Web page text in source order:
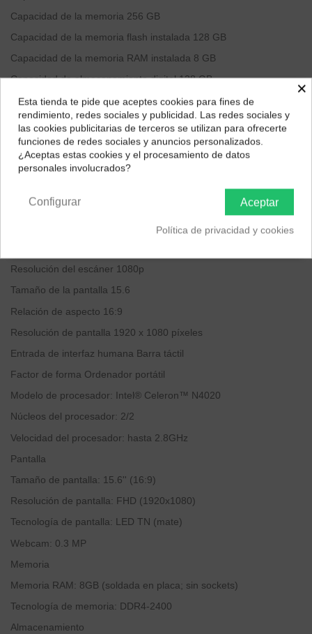
Capacidad de la memoria ‎256 GB
Capacidad de la memoria flash instalada ‎128 GB
Capacidad de la memoria RAM instalada ‎8 GB
Capacidad de almacenamiento digital ‎128 GB
Descripción del disco duro ‎SSD
Sistema operativo ‎Windows 10 Home
Fabricante del procesador ‎Intel
Tipo de procesador ‎Celeron
Interfaz del hardware
‎Integrado
Resolución del escáner ‎1080p
Tamaño de la pantalla ‎15.6
Relación de aspecto ‎16:9
Resolución de pantalla ‎1920 x 1080 píxeles
Entrada de interfaz humana ‎Barra táctil
Factor de forma ‎Ordenador portátil
Modelo de procesador: Intel® Celeron™ N4020
Núcleos del procesador: 2/2
Velocidad del procesador: hasta 2.8GHz
Pantalla
Tamaño de pantalla: 15.6'' (16:9)
Resolución de pantalla: FHD (1920x1080)
Tecnología de pantalla: LED TN (mate)
Webcam: 0.3 MP
Memoria
Memoria RAM: 8GB (soldada en placa; sin sockets)
Tecnología de memoria: DDR4-2400
Almacenamiento
¿Dónde deseas recibir tu pedido?
Selecciona tu ubicación para mostrarte los precios e
impuestos correctos para tu región.
×
Esta tienda te pide que aceptes cookies para fines de
rendimiento, redes sociales y publicidad. Las redes sociales y
las cookies publicitarias de terceros se utilizan para ofrecerte
funciones de redes sociales y anuncios personalizados.
¿Aceptas estas cookies y el procesamiento de datos
personales involucrados?
Aceptar
Configurar
Política de privacidad y cookies